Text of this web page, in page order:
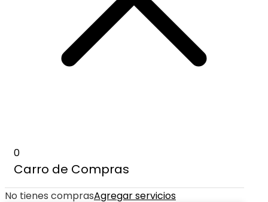
0
Carro de Compras
No tienes comprasAgregar servicios